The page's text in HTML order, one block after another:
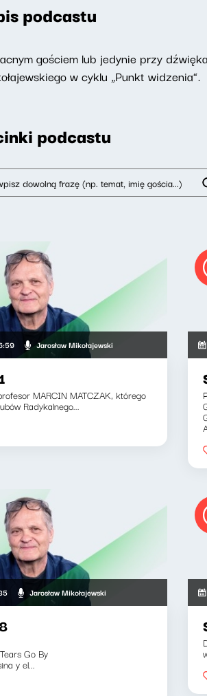
podcastu
gościem lub jedynie przy
w cyklu „Punkt widzenia”.
podcastu
Jarosław Mikołajewski
MARCIN MATCZAK, którego
Radykalnego...
Jarosław Mikołajewski
Go By
y el...